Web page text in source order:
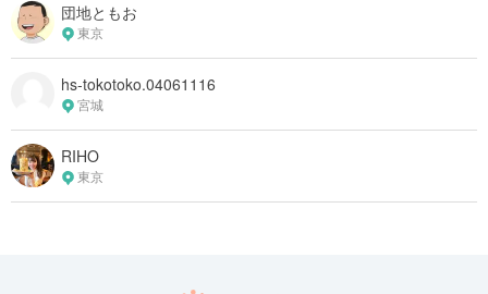
団地ともお
東京
hs-tokotoko.04061116
宮城
RIHO
東京